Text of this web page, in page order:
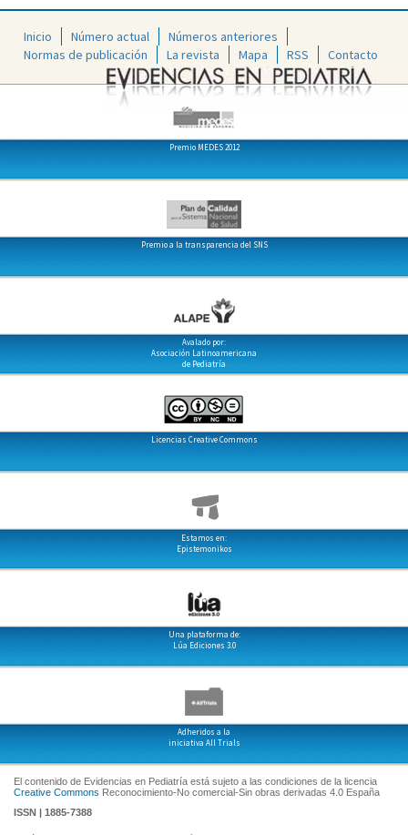
Inicio Número actual
Números anteriores
Normas de publicación
La revista Mapa RSS Contacto
Premio MEDES 2012
Premio a la transparencia del SNS
Avalado por:
Asociación Latinoamericana
de Pediatría
Licencias Creative Commons
Estamos en:
Epistemonikos
Una plataforma de:
Lúa Ediciones 3.0
Adheridos a la
iniciativa All Trials
El contenido de Evidencias en Pediatría está sujeto a las condiciones de la licencia
Creative Commons Reconocimiento-No comercial-Sin obras derivadas 4.0 España
ISSN | 1885-7388